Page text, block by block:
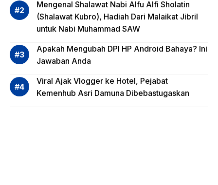
asi
Reksa
Saja?
Mengenal Shalawat Nabi Alfu Alfi Sholatin
(Shalawat Kubro), Hadiah Dari Malaikat Jibril
untuk Nabi Muhammad SAW
Apakah Mengubah DPI HP Android Bahaya? Ini
Jawaban Anda
Viral Ajak Vlogger ke Hotel, Pejabat
Kemenhub Asri Damuna Dibebastugaskan